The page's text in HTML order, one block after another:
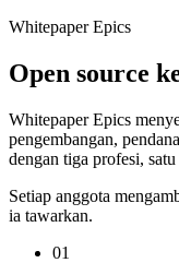
Whitepaper Epics
Open source
Whitepaper Epics
pengembangan,
dengan tiga profesi,
Setiap anggota
ia tawarkan.
01